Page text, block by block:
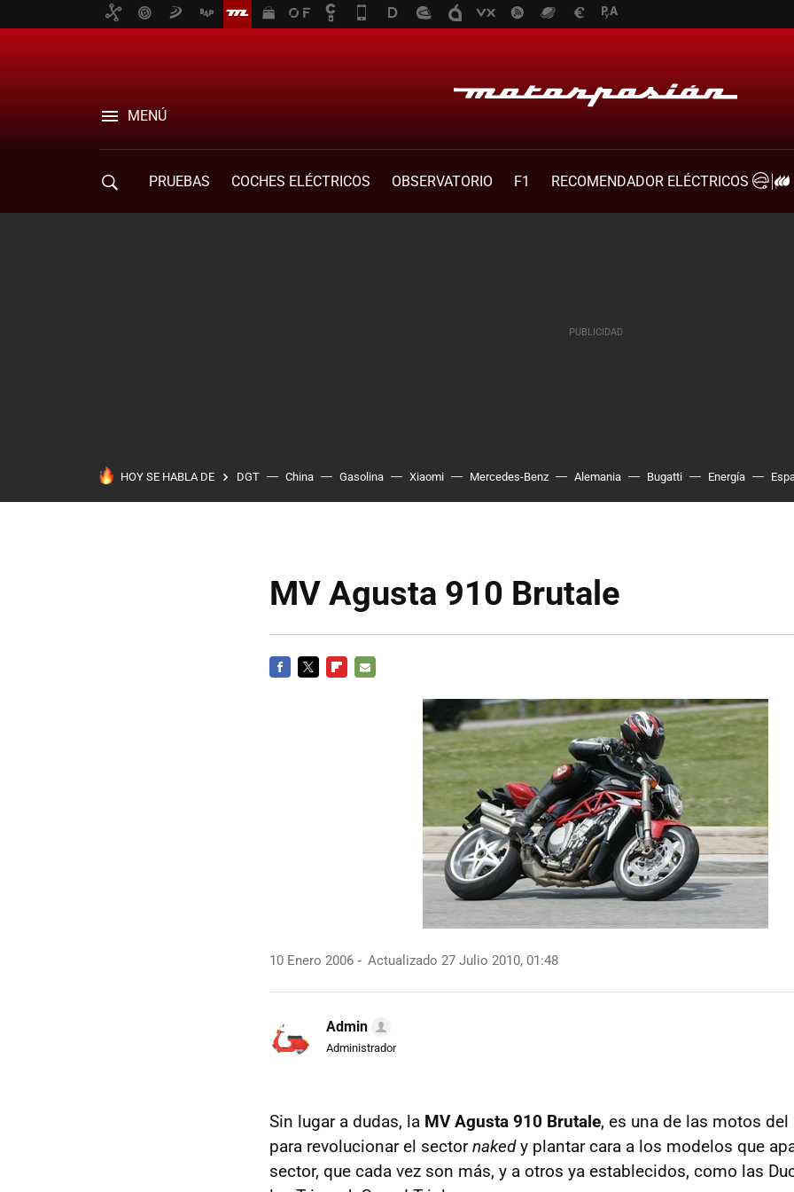
MENÚ
PRUEBAS COCHES ELÉCTRICOS OBSERVATORIO F1
RECOMENDADOR ELÉCTRICOS
HOY SE HABLA DE DGT China Gasolina Xiaomi Mercedes-Benz Alemania Bugatti Energía
MV Agusta 910 Brutale
10 Enero 2006 Actualizado 27 Julio 2010, 01:48
Admin
Administrador
Sin lugar a dudas, la MV Agusta 910 Brutale, es una de las motos
para revolucionar el sectornakedy plantar cara a los modelos que
sector, que cada vez son más, y a otros ya establecidos, como las